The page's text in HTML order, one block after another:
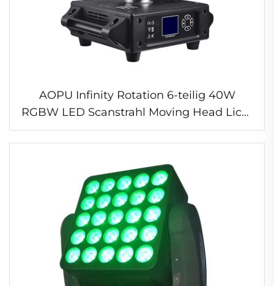
AOPU Infinity Rotation 6-teilig 40W
RGBW LED Scanstrahl Moving Head Licht
6-teilig 40W RGBW LED Scanstrahl LED-
Scanner